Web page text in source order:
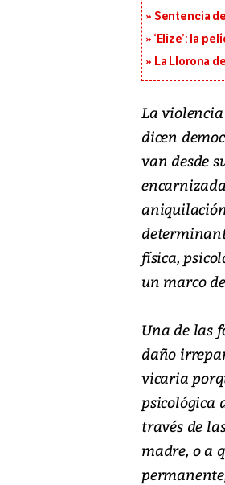
Sentencia
‘Elize’: la
La Llorona
La
dicen
van desde
física,
un marco
Una de las
daño
vicaria
psicológica
través de
madre, o a